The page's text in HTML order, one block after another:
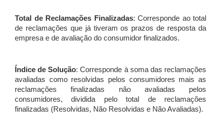
Total de Reclamações Finalizadas: Corresponde ao total
de reclamações que já tiveram os prazos de resposta da
empresa e de avaliação do consumidor finalizados.
Índice de Solução: Corresponde à soma das reclamações
avaliadas como resolvidas pelos consumidores mais as
reclamações finalizadas não avaliadas pelos
consumidores, dividida pelo total de reclamações
finalizadas (Resolvidas, Não Resolvidas e Não Avaliadas).